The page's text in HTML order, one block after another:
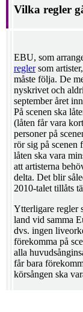
Vilka regler
EBU, som
reglersom
måste följa. De
nyskrivet och
september året
På scenen ska
(låten får vara
personer på
rör sig på scenen
låten ska vara
att artisterna
delta. Det blir
2010-talet tillåts
Ytterligare regler
land vid samma
dvs. ingen
förekomma på
alla
får bara
körsången ska